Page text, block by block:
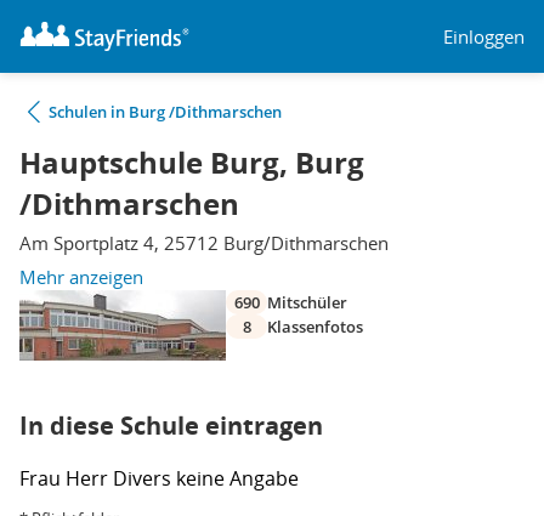
Einloggen
Schulen in Burg /Dithmarschen
Hauptschule Burg, Burg
/Dithmarschen
Am Sportplatz 4, 25712 Burg/Dithmarschen
Mehr anzeigen
690 Mitschüler
8
Klassenfotos
In diese Schule eintragen
Frau Herr Divers keine Angabe